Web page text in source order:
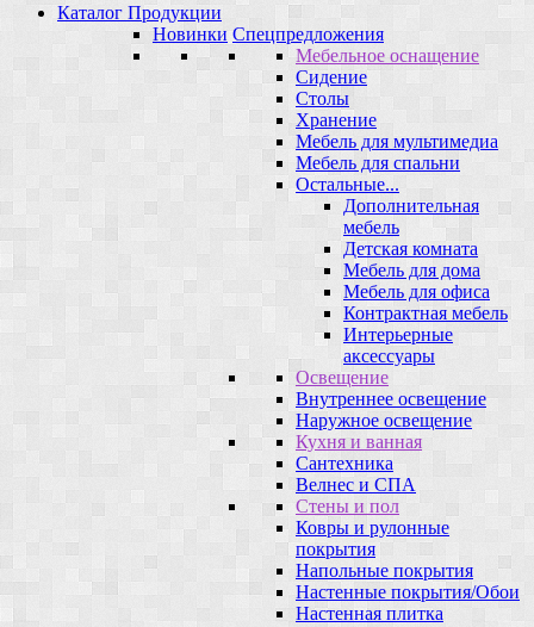
Каталог Продукции
Новинки Спецпредложения
Мебельное оснащение
Сидение
Столы
Хранение
Мебель для мультимедиа
Мебель для спальни
Остальные...
Дополнительная
мебель
Детская комната
Мебель для дома
Мебель для офиса
Контрактная мебель
Интерьерные
аксессуары
Освещение
Внутреннее освещение
Наружное освещение
Кухня и ванная
Сантехника
Велнес и СПА
Стены и пол
Ковры и рулонные
покрытия
Напольные покрытия
Настенные покрытия/Обои
Настенная плитка